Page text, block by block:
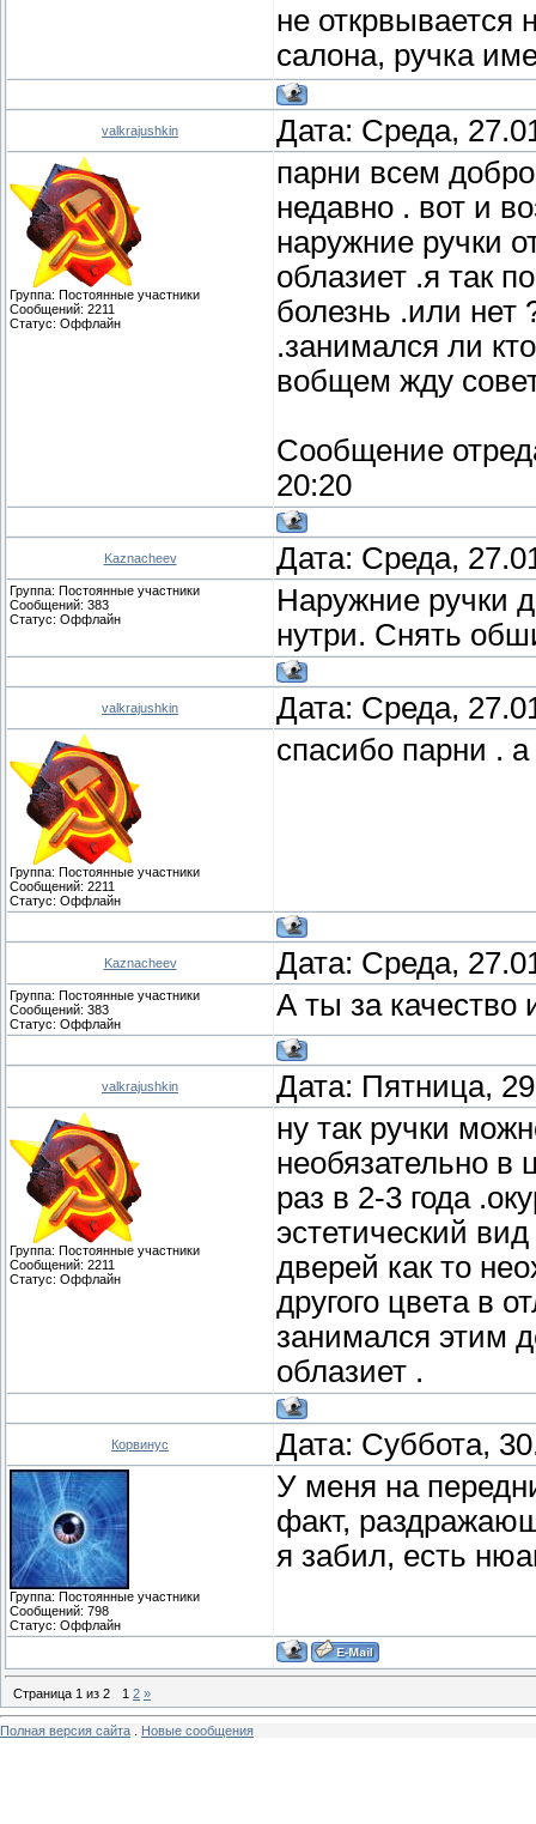
не открвывается
салона, ручка
valkrajushkin Дата: Среда,
Группа: Постоянные участники
Сообщений: 2211
Статус: Оффлайн
парни всем
недавно . вот и
наружние ручки
облазиет .я так
болезнь .или нет
.занимался ли
вобщем жду
Сообщение
20:20
Kaznacheev Дата: Среда,
Группа: Постоянные участники
Сообщений: 383
Статус: Оффлайн
Наружние ручки
нутри. Снять
valkrajushkin Дата: Среда,
Группа: Постоянные участники
Сообщений: 2211
Статус: Оффлайн
спасибо парни .
Kaznacheev Дата: Среда,
Группа: Постоянные участники
Сообщений: 383
Статус: Оффлайн
А ты за качество
valkrajushkin Дата: Пятница,
Группа: Постоянные участники
Сообщений: 2211
Статус: Оффлайн
ну так ручки
необязательно в
раз в 2-3 года
эстетический
дверей как то
другого цвета в
занимался этим
облазиет .
Корвинус Дата: Суббота,
Группа: Постоянные участники
Сообщений: 798
Статус: Оффлайн
У меня на
факт,
я забил, есть
Страница 1 из 2 1 2 »
Полная версия сайта Новые сообщения